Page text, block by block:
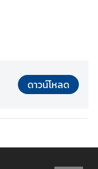
ดาวน์โหลด